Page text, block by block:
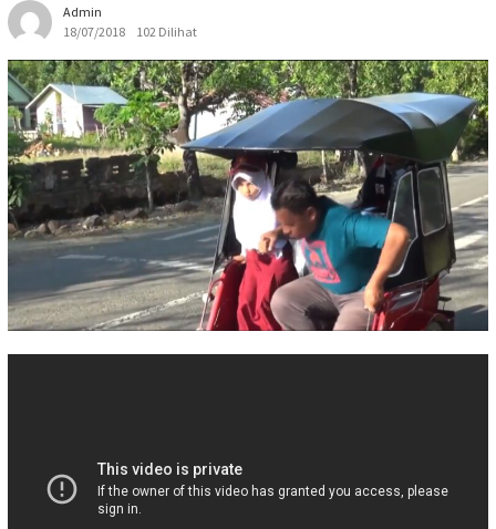
Admin
18/07/2018
102 Dilihat